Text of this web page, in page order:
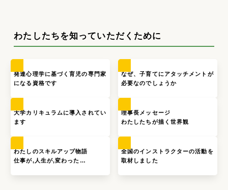
わたしたちを知っていただくために
発達心理学に基づく育児の専門家
になる資格です
なぜ、子育てにアタッチメントが
必要なのでしょうか
大学カリキュラムに導入されてい
ます
理事長メッセージ
わたしたちが描く世界観
わたしのスキルアップ物語
仕事が,人生が,変わった…
全国のインストラクターの活動を
取材しました